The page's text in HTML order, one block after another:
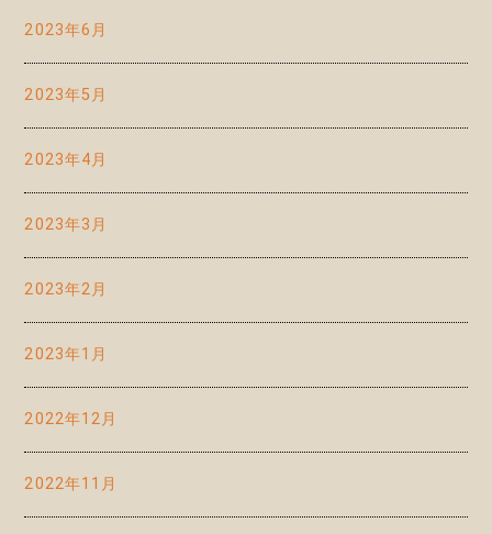
2023年6月
2023年5月
2023年4月
2023年3月
2023年2月
2023年1月
2022年12月
2022年11月